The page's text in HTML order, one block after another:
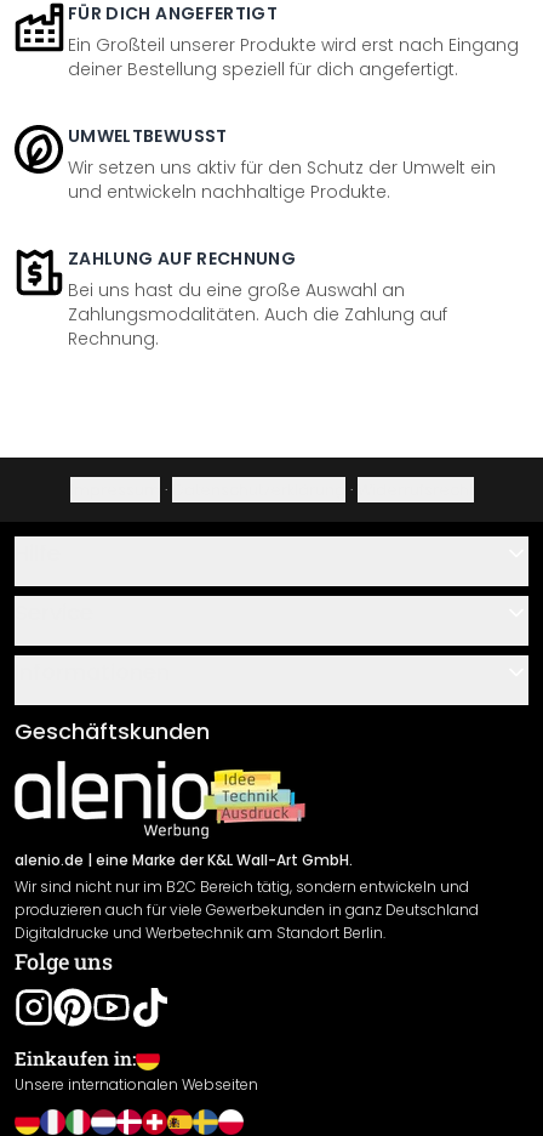
FÜR DICH ANGEFERTIGT
Ein Großteil unserer Produkte wird erst nach Eingang
deiner Bestellung speziell für dich angefertigt.
UMWELTBEWUSST
Wir setzen uns aktiv für den Schutz der Umwelt ein
und entwickeln nachhaltige Produkte.
ZAHLUNG AUF RECHNUNG
Bei uns hast du eine große Auswahl an
Zahlungsmodalitäten. Auch die Zahlung auf
Rechnung.
· ·
Über uns
Klebe- und Montageanleitungen
Newsletter An-/Abmeldung
Sendungsverfolgung
AGB
Impressum
Versand & Zahlung
Rücksendung
Widerrufsrecht
Datenschutzerklärung
Gewährleistung
Leistungserklärung / CE-Zeichen
Cookie Einstellungen
Geschäftskunden
alenio.de | eine Marke der K&L Wall-Art GmbH.
Wir sind nicht nur im B2C Bereich tätig, sondern entwickeln und
produzieren auch für viele Gewerbekunden in ganz Deutschland
Digitaldrucke und Werbetechnik am Standort Berlin.
Folge uns
Einkaufen in:
Unsere internationalen Webseiten